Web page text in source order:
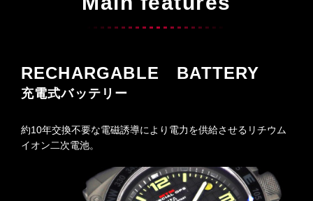
RECHARGABLE BATTERY
充電式バッテリー
約10年交換不要な電磁誘導により電力を供給させるリチウム
イオン二次電池。